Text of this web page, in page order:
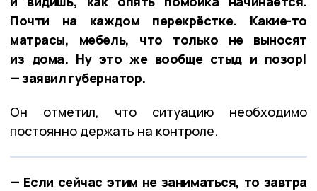
Почти на каждом перекрёстке. Какие-то
матрасы, мебель, что только не выносят
из дома. Ну это же вообще стыд и позор!
— заявил губернатор.
Он отметил, что ситуацию необходимо
постоянно держать на контроле.
— Если сейчас этим не заниматься, то завтра